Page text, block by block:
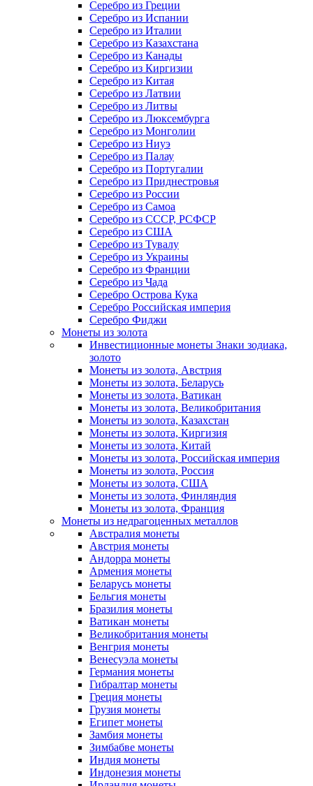
Серебро из Греции
Серебро из Испании
Серебро из Италии
Серебро из Казахстана
Серебро из Канады
Серебро из Киргизии
Серебро из Китая
Серебро из Латвии
Серебро из Литвы
Серебро из Люксембурга
Серебро из Монголии
Серебро из Ниуэ
Серебро из Палау
Серебро из Португалии
Серебро из Приднестровья
Серебро из России
Серебро из Самоа
Серебро из СССР, РСФСР
Серебро из США
Серебро из Тувалу
Серебро из Украины
Серебро из Франции
Серебро из Чада
Серебро Острова Кука
Серебро Российская империя
Серебро Фиджи
Монеты из золота
Инвестиционные монеты Знаки зодиака,
золото
Монеты из золота, Австрия
Монеты из золота, Беларусь
Монеты из золота, Ватикан
Монеты из золота, Великобритания
Монеты из золота, Казахстан
Монеты из золота, Киргизия
Монеты из золота, Китай
Монеты из золота, Российская империя
Монеты из золота, Россия
Монеты из золота, США
Монеты из золота, Финляндия
Монеты из золота, Франция
Монеты из недрагоценных металлов
Австралия монеты
Австрия монеты
Андорра монеты
Армения монеты
Беларусь монеты
Бельгия монеты
Бразилия монеты
Ватикан монеты
Великобритания монеты
Венгрия монеты
Венесуэла монеты
Германия монеты
Гибралтар монеты
Греция монеты
Грузия монеты
Египет монеты
Замбия монеты
Зимбабве монеты
Индия монеты
Индонезия монеты